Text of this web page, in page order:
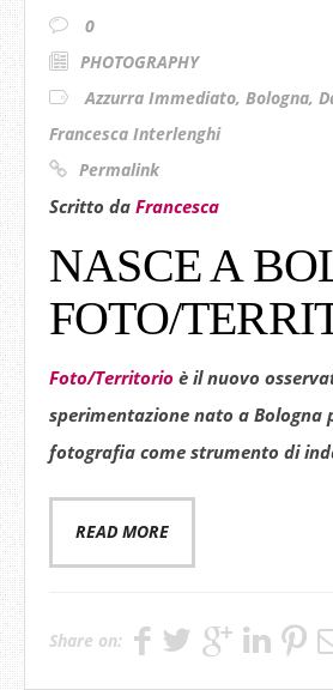
0
PHOTOGRAPHY
Azzurra Immediato, Bologna,
Francesca Interlenghi
Permalink
Scritto da Francesca
NASCE A
FOTO/
Foto/Territorio è il nuovo
sperimentazione nato a Bologna
fotografia come strumento di
READ MORE
Share on: